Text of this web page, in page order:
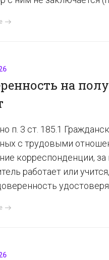
на
п. 3 ст. 185.1
с трудовыми
корреспонденции,
работает или